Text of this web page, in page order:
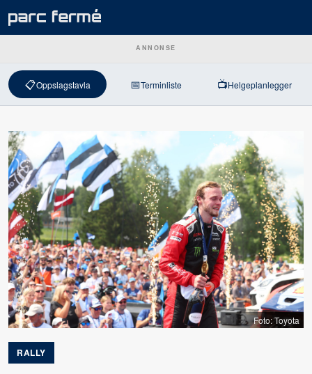
ANNONSE
📋Oppslagstavla 📅Terminliste 📺Helgeplanlegger
Foto: Toyota
RALLY